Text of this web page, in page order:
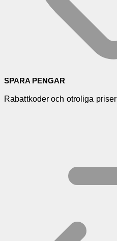
SPARA PENGAR
Rabattkoder och otroliga priser